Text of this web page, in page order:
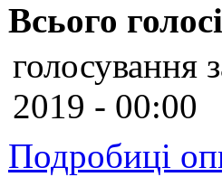
Всього
голосування
2019 - 00:00
Подробиці